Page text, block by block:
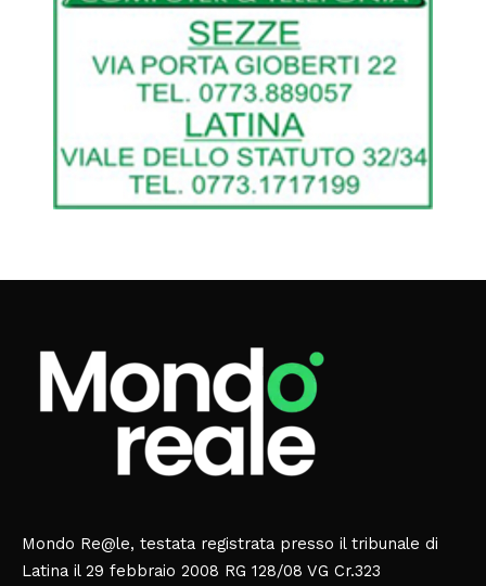
Mondo Re@le, testata registrata presso il tribunale di
Latina il 29 febbraio 2008 RG 128/08 VG Cr.323